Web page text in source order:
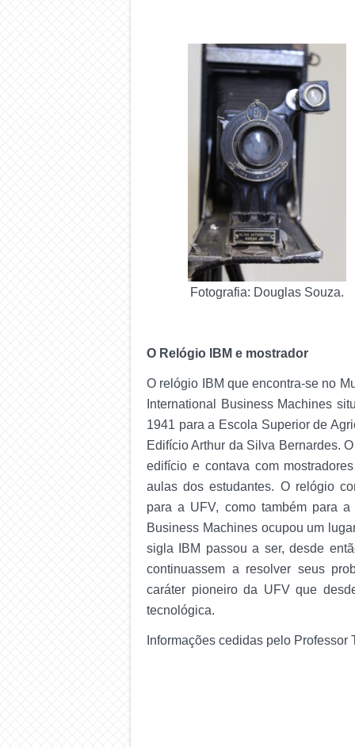
Fotografia: Douglas Souza.
O Relógio IBM e mostrador
O relógio IBM que encontra-se no
International Business Machines
1941 para a Escola Superior de
Edifício Arthur da Silva Bernardes.
edifício e contava com
aulas dos estudantes. O relógio
para a UFV, como também para
Business Machines ocupou um
sigla IBM passou a ser, desde
continuassem a resolver seus
caráter pioneiro da UFV que
tecnológica.
Informações cedidas pelo Professor